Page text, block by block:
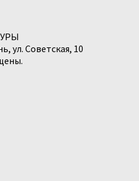
ул. Советская, 10